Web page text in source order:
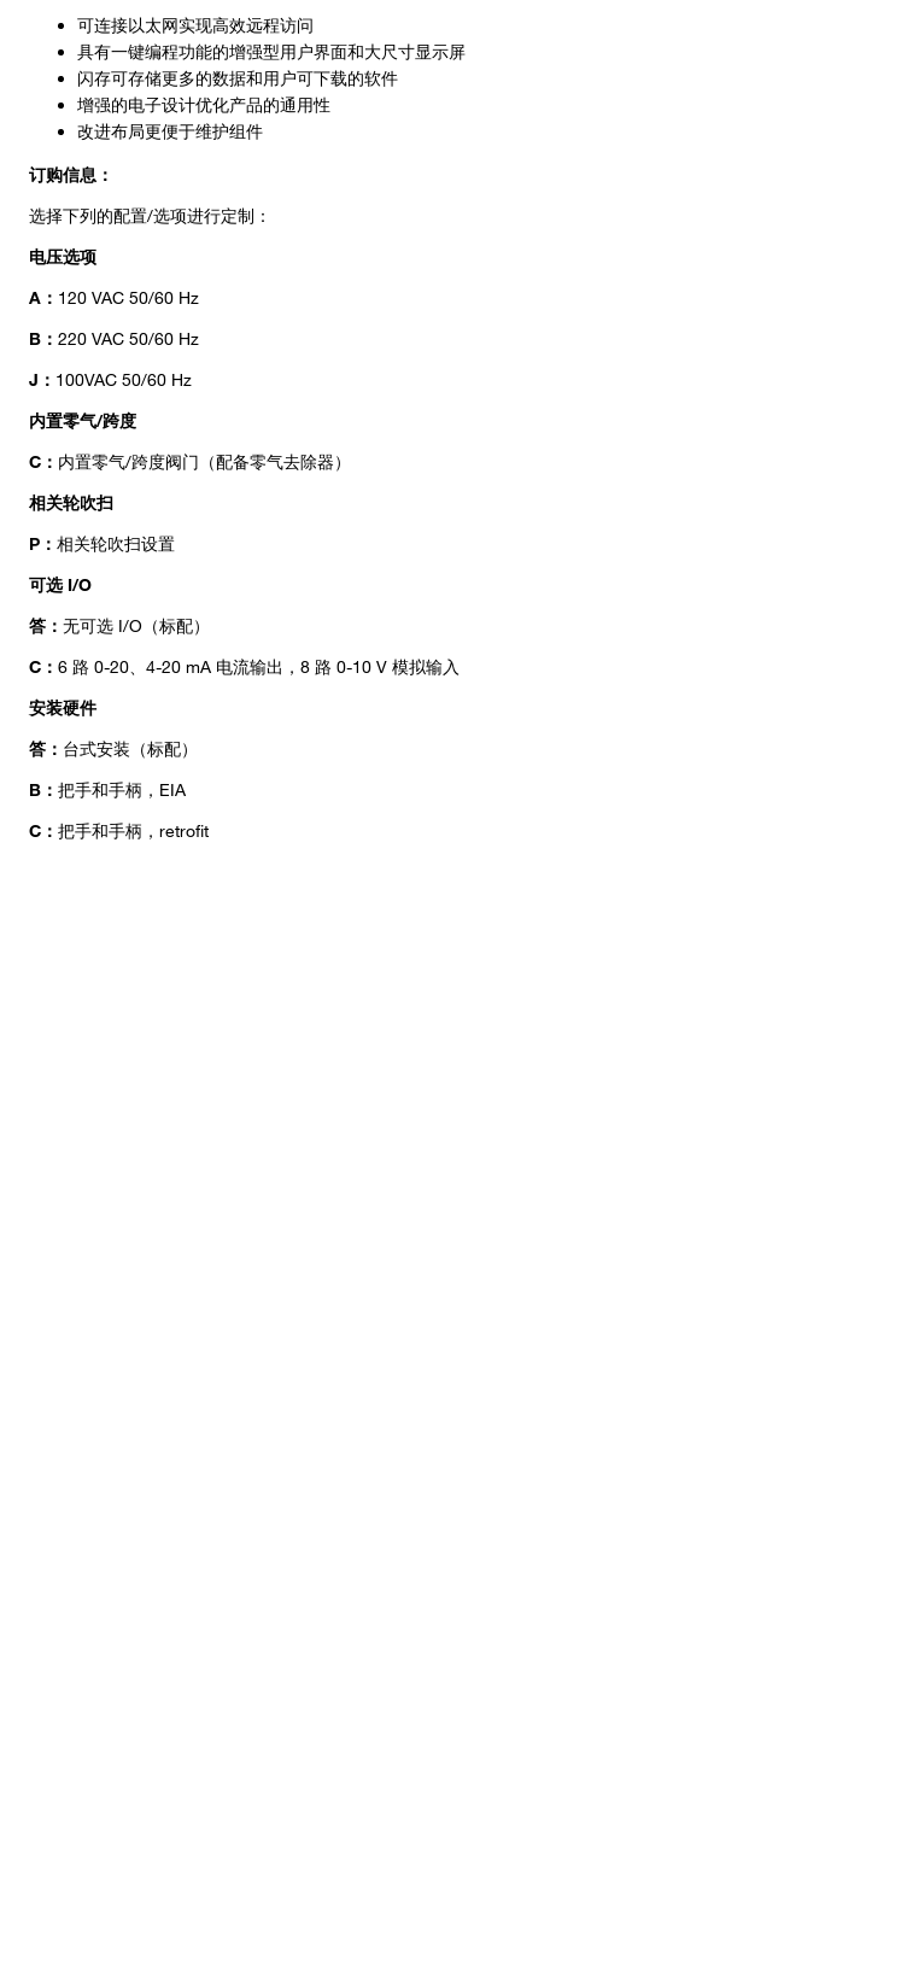
可连接以太网实现高效远程访问
具有一键编程功能的增强型用户界面和大尺寸显示屏
闪存可存储更多的数据和用户可下载的软件
增强的电子设计优化产品的通用性
改进布局更便于维护组件
订购信息：
选择下列的配置/选项进行定制：
电压选项
A： 120 VAC 50/60 Hz
B： 220 VAC 50/60 Hz
J： 100VAC 50/60 Hz
内置零气/跨度
C： 内置零气/跨度阀门（配备零气去除器）
相关轮吹扫
P： 相关轮吹扫设置
可选 I/O
答： 无可选 I/O（标配）
C： 6 路 0-20、4-20 mA 电流输出，8 路 0-10 V 模拟输入
安装硬件
答： 台式安装（标配）
B： 把手和手柄，EIA
C： 把手和手柄，retrofit